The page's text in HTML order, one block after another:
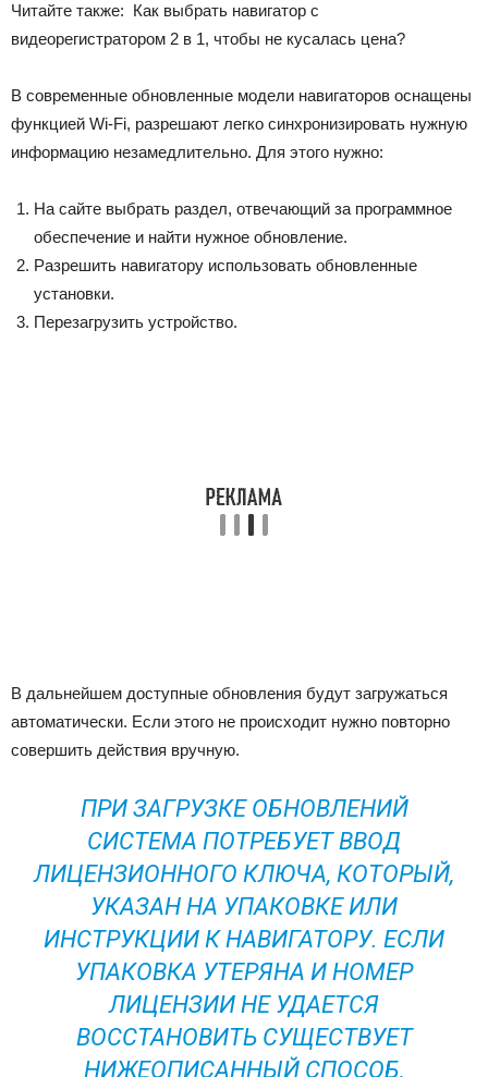
Читайте также: Как выбрать навигатор с
видеорегистратором 2 в 1, чтобы не кусалась цена?
В современные обновленные модели навигаторов оснащены
функцией Wi-Fi, разрешают легко синхронизировать нужную
информацию незамедлительно. Для этого нужно:
На сайте выбрать раздел, отвечающий за программное
обеспечение и найти нужное обновление.
Разрешить навигатору использовать обновленные
установки.
Перезагрузить устройство.
В дальнейшем доступные обновления будут загружаться
автоматически. Если этого не происходит нужно повторно
совершить действия вручную.
ПРИ ЗАГРУЗКЕ ОБНОВЛЕНИЙ
СИСТЕМА ПОТРЕБУЕТ ВВОД
ЛИЦЕНЗИОННОГО КЛЮЧА, КОТОРЫЙ,
УКАЗАН НА УПАКОВКЕ ИЛИ
ИНСТРУКЦИИ К НАВИГАТОРУ. ЕСЛИ
УПАКОВКА УТЕРЯНА И НОМЕР
ЛИЦЕНЗИИ НЕ УДАЕТСЯ
ВОССТАНОВИТЬ СУЩЕСТВУЕТ
НИЖЕОПИСАННЫЙ СПОСОБ,